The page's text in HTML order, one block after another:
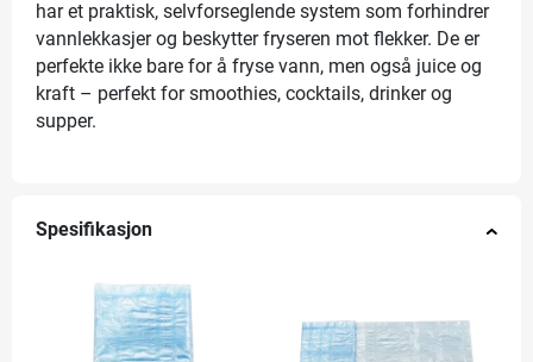
har et praktisk, selvforseglende system som forhindrer
vannlekkasjer og beskytter fryseren mot flekker. De er
perfekte ikke bare for å fryse vann, men også juice og
kraft – perfekt for smoothies, cocktails, drinker og
supper.
Spesifikasjon